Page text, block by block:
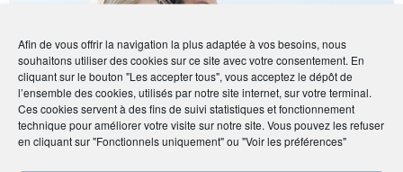
Afin de vous offrir la navigation la plus adaptée à vos besoins, nous
souhaitons utiliser des cookies sur ce site avec votre consentement. En
cliquant sur le bouton "Les accepter tous", vous acceptez le dépôt de
l’ensemble des cookies, utilisés par notre site internet, sur votre terminal.
Ces cookies servent à des fins de suivi statistiques et fonctionnement
technique pour améliorer votre visite sur notre site. Vous pouvez les refuser
en cliquant sur "Fonctionnels uniquement" ou "Voir les préférences"